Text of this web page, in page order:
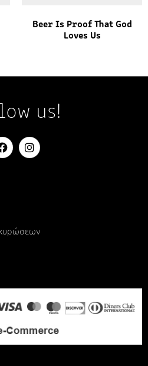
Beer Is Proof That God
Loves Us
us!